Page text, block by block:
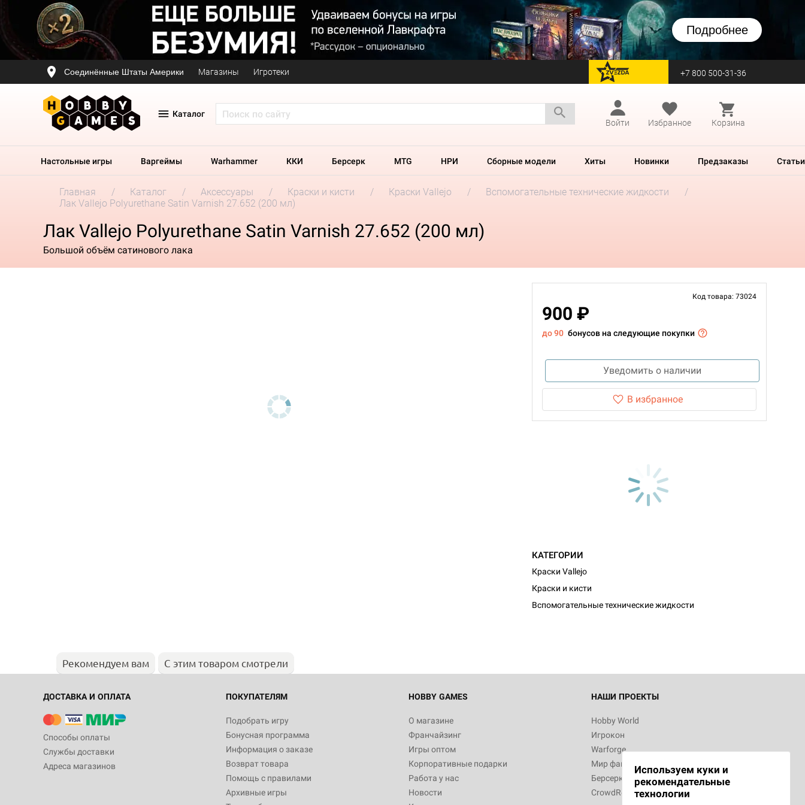
Подробнее
Соединённые Штаты Америки Магазины Игротеки перейти на Zvezda +7 800 500-31-36
Каталог
Войти
Избранное Корзина
Настольные игры Варгеймы Warhammer ККИ Берсерк MTG НРИ Сборные модели Хиты Новинки Предзаказы Статьи
Главная Каталог Аксессуары Краски и кисти Краски Vallejo
Вспомогательные технические жидкости
Лак Vallejo Polyurethane Satin Varnish 27.652 (200 мл)
Лак Vallejo Polyurethane Satin Varnish 27.652 (200 мл)
Большой объём сатинового лака
Код товара: 73024
900 ₽
до 90 бонусов на следующие покупки
Уведомить о наличии
В избранное
КАТЕГОРИИ
Краски Vallejo
Краски и кисти
Вспомогательные технические жидкости
Рекомендуем вам С этим товаром смотрели
ДОСТАВКА И ОПЛАТА
Способы оплаты
Службы доставки
Адреса магазинов
ПОКУПАТЕЛЯМ
Подобрать игру
Бонусная программа
Информация о заказе
Возврат товара
Помощь с правилами
Архивные игры
HOBBY GAMES
О магазине
Франчайзинг
Игры оптом
Корпоративные подарки
Работа у нас
Новости
НАШИ ПРОЕКТЫ
Hobby World
Игрокон
Warforge
Мир фантастики
Берсерк
CrowdRepublic
Используем куки и
рекомендательные
технологии